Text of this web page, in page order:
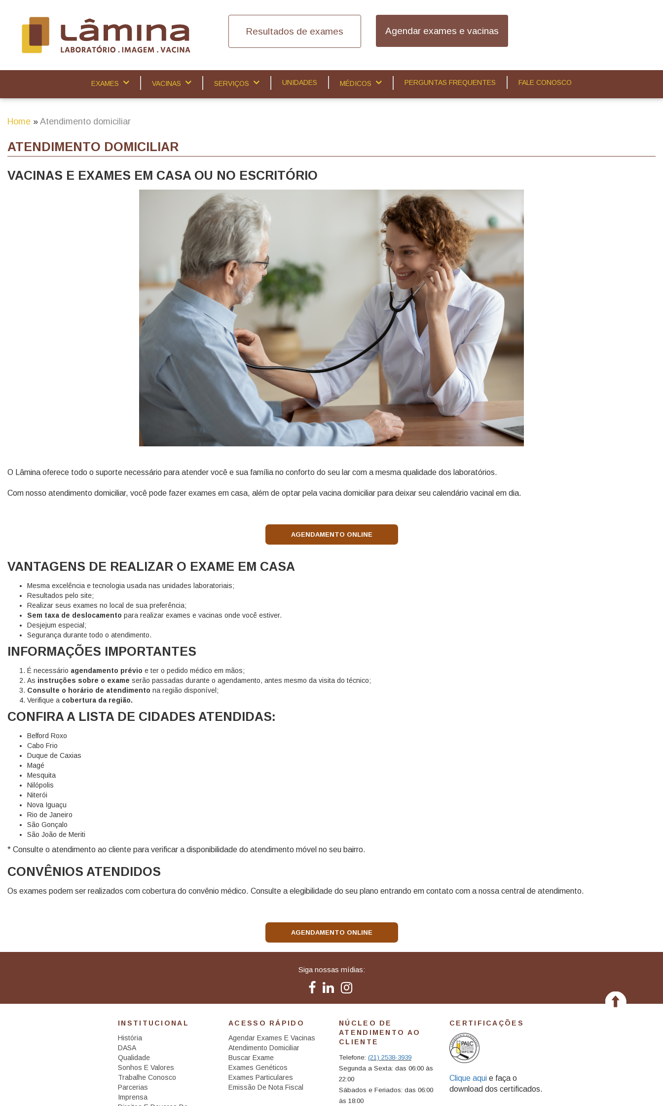
Resultados de exames Agendar exames e vacinas
navigation
EXAMES VACINAS SERVIÇOS UNIDADES MÉDICOS PERGUNTAS FREQUENTES FALE CONOSCO
Home Atendimento domiciliar
ATENDIMENTO DOMICILIAR
VACINAS E EXAMES EM CASA OU NO ESCRITÓRIO
O Lâmina oferece todo o suporte necessário para atender você e sua família no conforto do seu lar com a mesma qualidade dos laboratórios.
Com nosso atendimento domiciliar, você pode fazer exames em casa, além de optar pela vacina domiciliar para deixar seu calendário vacinal em dia.
AGENDAMENTO ONLINE
VANTAGENS DE REALIZAR O EXAME EM CASA
Mesma excelência e tecnologia usada nas unidades laboratoriais;
Resultados pelo site;
Realizar seus exames no local de sua preferência;
Sem taxa de deslocamento para realizar exames e vacinas onde você estiver.
Desjejum especial;
Segurança durante todo o atendimento.
INFORMAÇÕES IMPORTANTES
É necessário agendamento prévio e ter o pedido médico em mãos;
As instruções sobre o exame serão passadas durante o agendamento, antes mesmo da visita do técnico;
Consulte o horário de atendimento na região disponível;
Verifique a cobertura da região.
CONFIRA A LISTA DE CIDADES ATENDIDAS:
Belford Roxo
Cabo Frio
Duque de Caxias
Magé
Mesquita
Nilópolis
Niterói
Nova Iguaçu
Rio de Janeiro
São Gonçalo
São João de Meriti
* Consulte o atendimento ao cliente para verificar a disponibilidade do atendimento móvel no seu bairro.
CONVÊNIOS ATENDIDOS
Os exames podem ser realizados com cobertura do convênio médico. Consulte a elegibilidade do seu plano entrando em contato com a nossa central de atendimento.
AGENDAMENTO ONLINE
Siga nossas mídias:
INSTITUCIONAL
História
DASA
Qualidade
Sonhos E Valores
Trabalhe Conosco
Parcerias
Imprensa
ACESSO RÁPIDO
Agendar Exames E Vacinas
Atendimento Domiciliar
Buscar Exame
Exames Genéticos
Exames Particulares
Emissão De Nota Fiscal
NÚCLEO DE
ATENDIMENTO AO
CLIENTE
Telefone: (21) 2538-3939
Segunda a Sexta: das 06:00 às
22:00
Sábados e Feriados: das 06:00
às 18:00
CERTIFICAÇÕES
Clique aqui e faça o
download dos certificados.